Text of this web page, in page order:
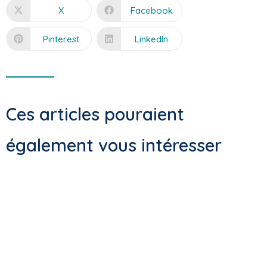
X Facebook
Pinterest LinkedIn
Ces articles pouraient
également vous intéresser